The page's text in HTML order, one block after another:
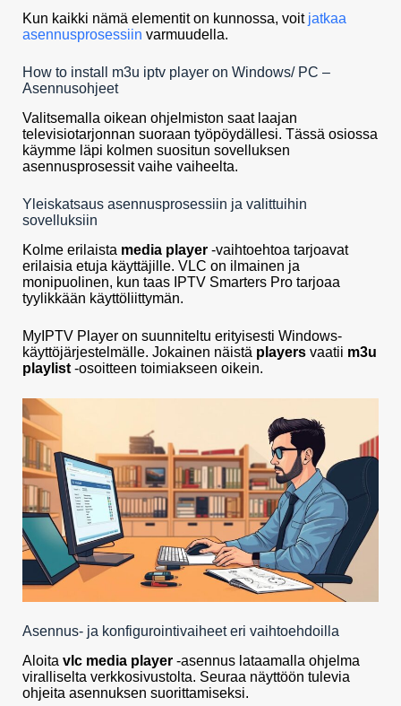
Kun kaikki nämä elementit on kunnossa, voit jatkaa
asennusprosessiin varmuudella.
How to install m3u iptv player on Windows/ PC –
Asennusohjeet
Valitsemalla oikean ohjelmiston saat laajan
televisiotarjonnan suoraan työpöydällesi. Tässä osiossa
käymme läpi kolmen suositun sovelluksen
asennusprosessit vaihe vaiheelta.
Yleiskatsaus asennusprosessiin ja valittuihin
sovelluksiin
Kolme erilaista media player -vaihtoehtoa tarjoavat
erilaisia etuja käyttäjille. VLC on ilmainen ja
monipuolinen, kun taas IPTV Smarters Pro tarjoaa
tyylikkään käyttöliittymän.
MyIPTV Player on suunniteltu erityisesti Windows-
käyttöjärjestelmälle. Jokainen näistä players vaatii m3u
playlist -osoitteen toimiakseen oikein.
Asennus- ja konfigurointivaiheet eri vaihtoehdoilla
Aloita vlc media player -asennus lataamalla ohjelma
viralliselta verkkosivustolta. Seuraa näyttöön tulevia
ohjeita asennuksen suorittamiseksi.